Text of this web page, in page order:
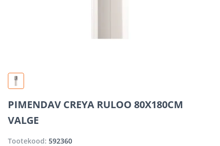
PIMENDAV CREYA RULOO 80X180CM
VALGE
Tootekood: 592360